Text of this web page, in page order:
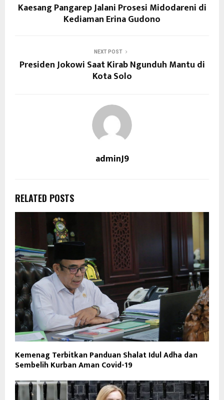
Kaesang Pangarep Jalani Prosesi Midodareni di
Kediaman Erina Gudono
NEXT POST
Presiden Jokowi Saat Kirab Ngunduh Mantu di
Kota Solo
adminJ9
RELATED POSTS
Kemenag Terbitkan Panduan Shalat Idul Adha dan
Sembelih Kurban Aman Covid-19